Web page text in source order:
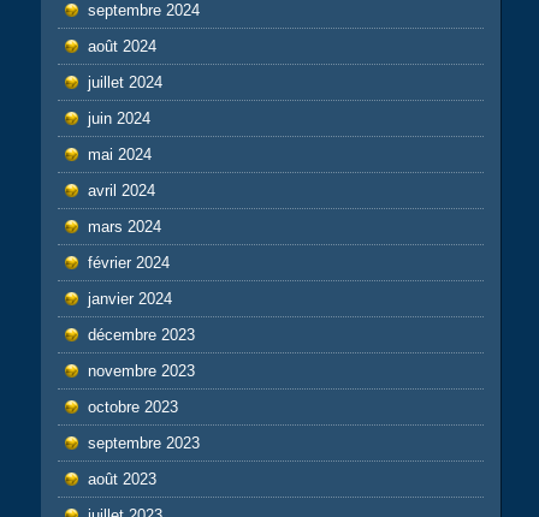
septembre 2024
août 2024
juillet 2024
juin 2024
mai 2024
avril 2024
mars 2024
février 2024
janvier 2024
décembre 2023
novembre 2023
octobre 2023
septembre 2023
août 2023